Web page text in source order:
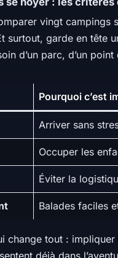
vingt campings
surtout, garde en tête
d’un parc, d’un
Pourquoi c’est
Arriver sans
Occuper les
Éviter la
Balades faciles
change tout :